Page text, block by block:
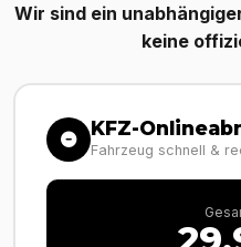
Wir sind ein
keine
KFZ-
Fahrzeug schnell &